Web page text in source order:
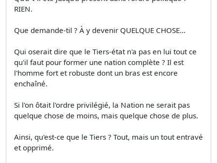
RIEN.
Que demande-til ? À y devenir QUELQUE CHOSE...
Qui oserait dire que le Tiers-état n'a pas en lui tout ce
qu'il faut pour former une nation complète ? Il est
l'homme fort et robuste dont un bras est encore
enchaîné.
Si l'on ôtait l'ordre privilégié, la Nation ne serait pas
quelque chose de moins, mais quelque chose de plus.
Ainsi, qu'est-ce que le Tiers ? Tout, mais un tout entravé
et opprimé.